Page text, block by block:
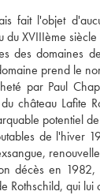
fait l'objet
XVIIIème
des domaines
prend le
par Paul
château Lafite
potentiel
de l'hiver
décès en
qui